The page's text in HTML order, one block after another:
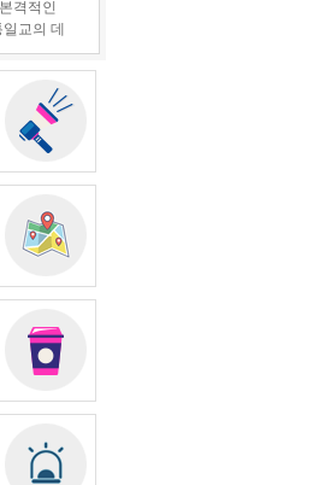
격적인
교의 데